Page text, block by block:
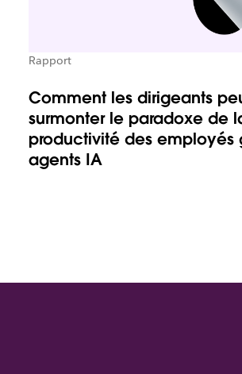
Rapport
Comment les dirigeants
surmonter le paradoxe de
productivité des employés
agents IA